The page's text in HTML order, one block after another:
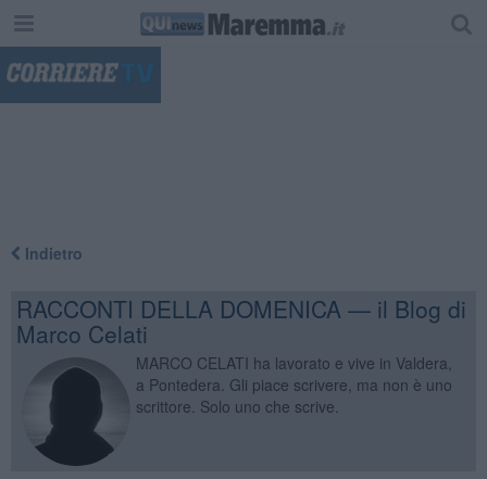
Indietro
RACCONTI DELLA DOMENICA — il Blog di
Marco Celati
MARCO CELATI ha lavorato e vive in Valdera,
a Pontedera. Gli piace scrivere, ma non è uno
scrittore. Solo uno che scrive.